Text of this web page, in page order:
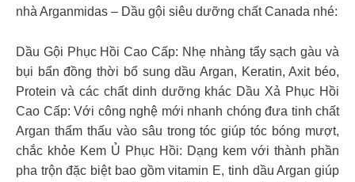
nhà Arganmidas – Dầu gội siêu dưỡng chất Canada nhé:
Dầu Gội Phục Hồi Cao Cấp: Nhẹ nhàng tẩy sạch gàu và
bụi bẩn đồng thời bổ sung dầu Argan, Keratin, Axit béo,
Protein và các chất dinh dưỡng khác Dầu Xả Phục Hồi
Cao Cấp: Với công nghệ mới nhanh chóng đưa tinh chất
Argan thẩm thấu vào sâu trong tóc giúp tóc bóng mượt,
chắc khỏe Kem Ủ Phục Hồi: Dạng kem với thành phần
pha trộn đặc biệt bao gồm vitamin E, tinh dầu Argan giúp